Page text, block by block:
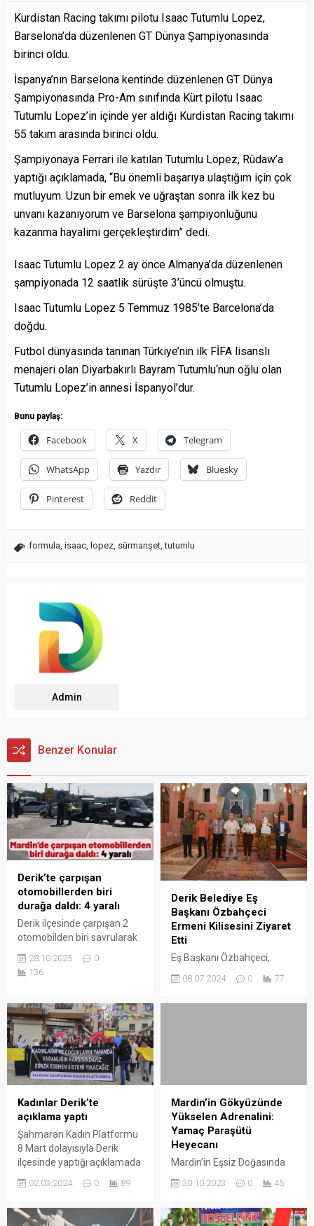
Kurdistan Racing takımı pilotu Isaac Tutumlu Lopez,
Barselona’da düzenlenen GT Dünya Şampiyonasında
birinci oldu.
İspanya’nın Barselona kentinde düzenlenen GT Dünya
Şampiyonasında Pro-Am sınıfında Kürt pilotu Isaac
Tutumlu Lopez’in içinde yer aldığı Kurdistan Racing takımı
55 takım arasında birinci oldu.
Şampiyonaya Ferrari ile katılan Tutumlu Lopez, Rûdaw’a
yaptığı açıklamada, “Bu önemli başarıya ulaştığım için çok
mutluyum. Uzun bir emek ve uğraştan sonra ilk kez bu
unvanı kazanıyorum ve Barselona şampiyonluğunu
kazanma hayalimi gerçekleştirdim” dedi.
Isaac Tutumlu Lopez 2 ay önce Almanya’da düzenlenen
şampiyonada 12 saatlik sürüşte 3’üncü olmuştu.
Isaac Tutumlu Lopez 5 Temmuz 1985’te Barcelona’da
doğdu.
Futbol dünyasında tanınan Türkiye’nin ilk FİFA lisanslı
menajeri olan Diyarbakırlı Bayram Tutumlu‘nun oğlu olan
Tutumlu Lopez’in annesi İspanyol’dur.
Bunu paylaş:
Facebook X Telegram
WhatsApp Yazdır Bluesky
Pinterest Reddit
formula isaac lopez sürmanşet ,tutumlu
Admin
Benzer Konular
Derik’te çarpışan
otomobillerden biri
durağa daldı: 4 yaralı
Derik ilçesinde çarpışan 2
otomobilden biri savrularak
yol kenarındaki otobüs
durağına daldı. Kazada
duraktaki kişiyle araçlardaki
28.10.2025
0
136
Derik Belediye Eş
Başkanı Özbahçeci
Ermeni Kilisesini Ziyaret
Etti
Eş Başkanı Özbahçeci,
Kevork Ermeni Kilisesini
08.07.2024 0 77
Kadınlar Derik’te
açıklama yaptı
Şahmaran Kadın Platformu
8 Mart dolayısıyla Derik
ilçesinde yaptığı açıklamada
“Biz kadınlar örgütlü
gücümüzü büyüterek
durmaya devam edeceğiz”
02.03.2024 0 89
Mardin’in Gökyüzünde
Yükselen Adrenalini:
Yamaç Paraşütü
Heyecanı
Mardin’in Eşsiz Doğasında
Yamaç Paraşütü Tutkunları
Buluştu.
30.10.2023 0 45